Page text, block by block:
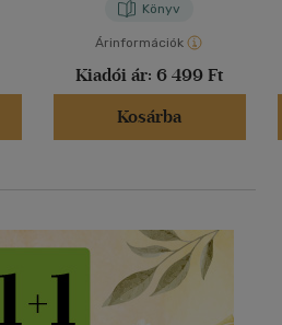
Könyv
Árinformációk
Kiadói ár: 6 499 Ft
Kosárba